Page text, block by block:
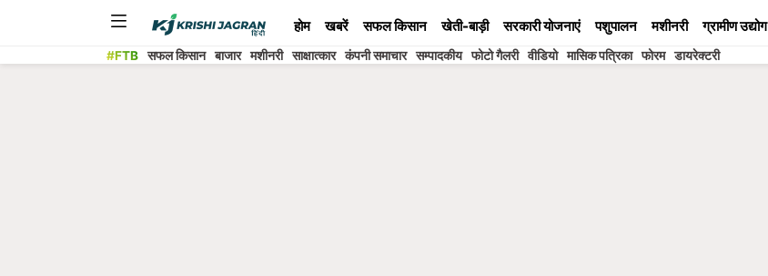
होम खबरें सफल किसान खेती-बाड़ी सरकारी योजनाएं पशुपालन मशीनरी ग्रामीण उद्योग
#FTB सफल किसान बाजार मशीनरी साक्षात्कार कंपनी समाचार सम्पादकीय फोटो गैलरी वीडियो मासिक पत्रिका फोरम डायरेक्टरी